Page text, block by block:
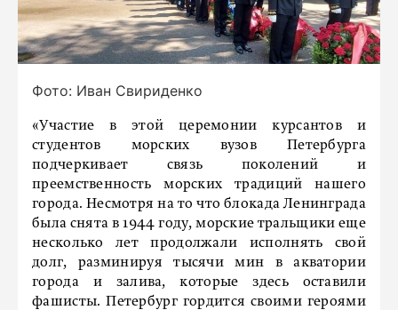
Фото: Иван Свириденко
«Участие в этой церемонии курсантов и
студентов морских вузов Петербурга
подчеркивает связь поколений и
преемственность морских традиций нашего
города. Несмотря на то что блокада Ленинграда
была снята в 1944 году, морские тральщики еще
несколько лет продолжали исполнять свой
долг, разминируя тысячи мин в акватории
города и залива, которые здесь оставили
фашисты. Петербург гордится своими героями